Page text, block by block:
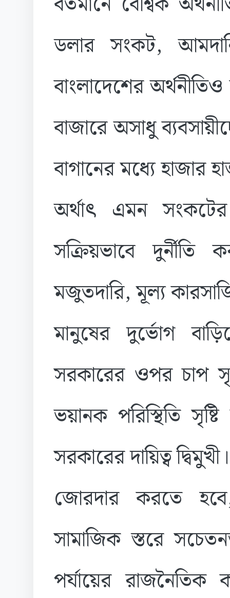
ডলার সংকট,
বাংলাদেশের
বাজারে অসাধু
বাগানের মধ্যে হাজার
অর্থাৎ এমন
সক্রিয়ভাবে
মজুতদারি, মূল্য
মানুষের দুর্ভোগ
সরকারের ওপর চাপ
ভয়ানক পরিস্থিতি
সরকারের দায়িত্ব
জোরদার করতে
সামাজিক স্তরে
পর্যায়ের রাজনৈতিক